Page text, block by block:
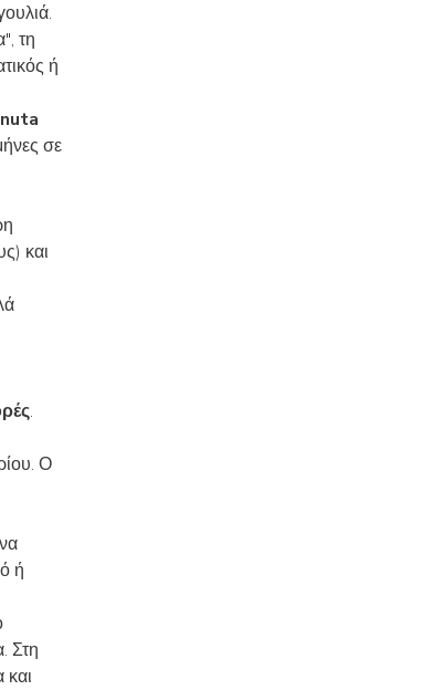
τη
ή
σε
και
.
Ο
ή
Στη